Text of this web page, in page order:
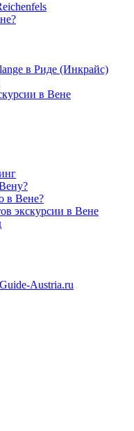
в Риде (Инкрайс)
в Вене
в Вене?
экскурсии в Вене
Austria.ru